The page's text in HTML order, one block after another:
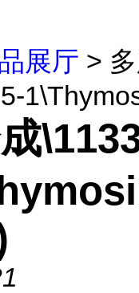
展厅 >